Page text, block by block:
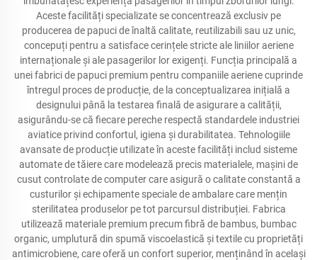
Aceste facilități specializate se concentrează exclusiv pe
producerea de papuci de înaltă calitate, reutilizabili sau uz unic,
concepuți pentru a satisface cerințele stricte ale liniilor aeriene
internaționale și ale pasagerilor lor exigenți. Funcția principală a
unei fabrici de papuci premium pentru companiile aeriene cuprinde
întregul proces de producție, de la conceptualizarea inițială a
designului până la testarea finală de asigurare a calității,
asigurându-se că fiecare pereche respectă standardele industriei
aviatice privind confortul, igiena și durabilitatea. Tehnologiile
avansate de producție utilizate în aceste facilități includ sisteme
automate de tăiere care modelează precis materialele, mașini de
cusut controlate de computer care asigură o calitate constantă a
custurilor și echipamente speciale de ambalare care mențin
sterilitatea produselor pe tot parcursul distribuției. Fabrica
utilizează materiale premium precum fibră de bambus, bumbac
organic, umplutură din spumă viscoelastică și textile cu proprietăți
antimicrobiene, care oferă un confort superior, menținând în același